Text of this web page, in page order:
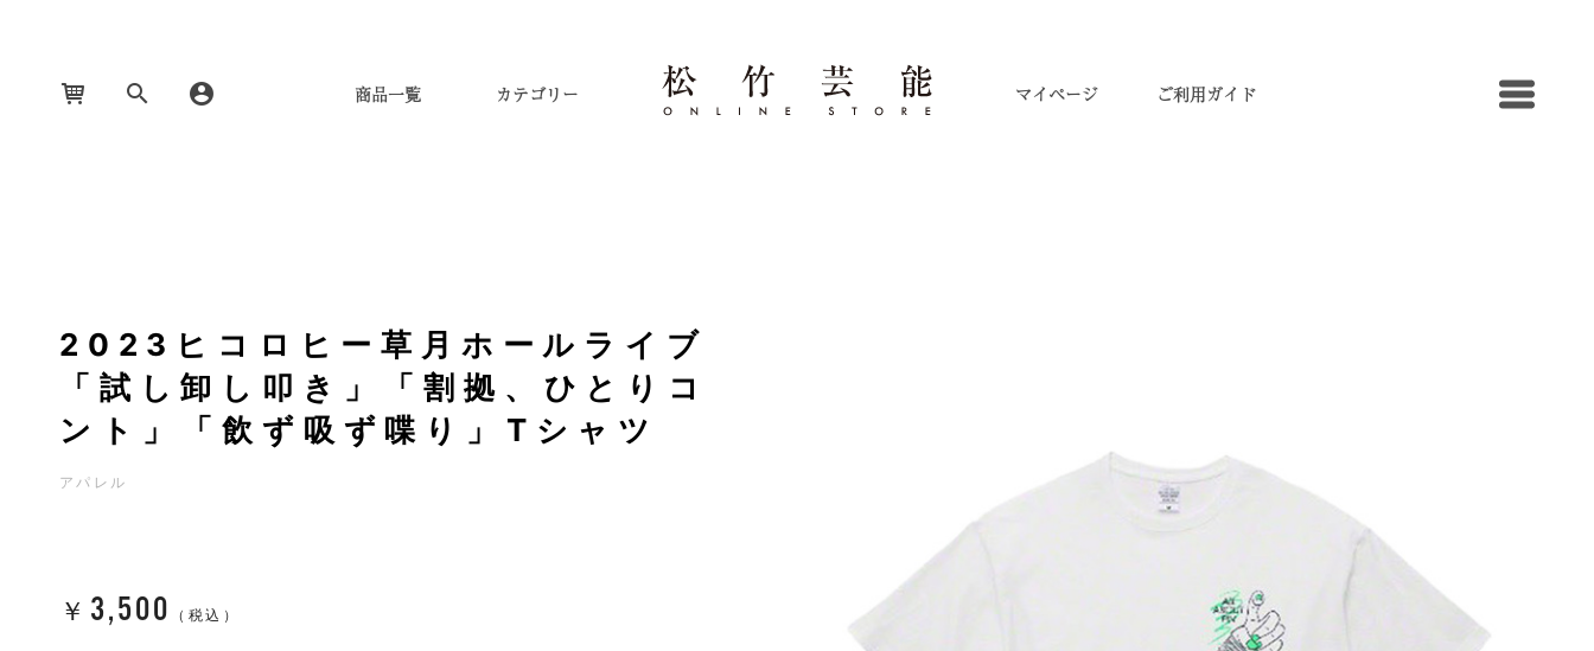
商品一覧 カテゴリー ご利用ガイド
マイページ
2023ヒコロヒー草月ホールライブ
「試し卸し叩き」「割拠、ひとりコ
ント」「飲ず吸ず喋り」Tシャツ
アパレル
￥ 3,500 （税込）